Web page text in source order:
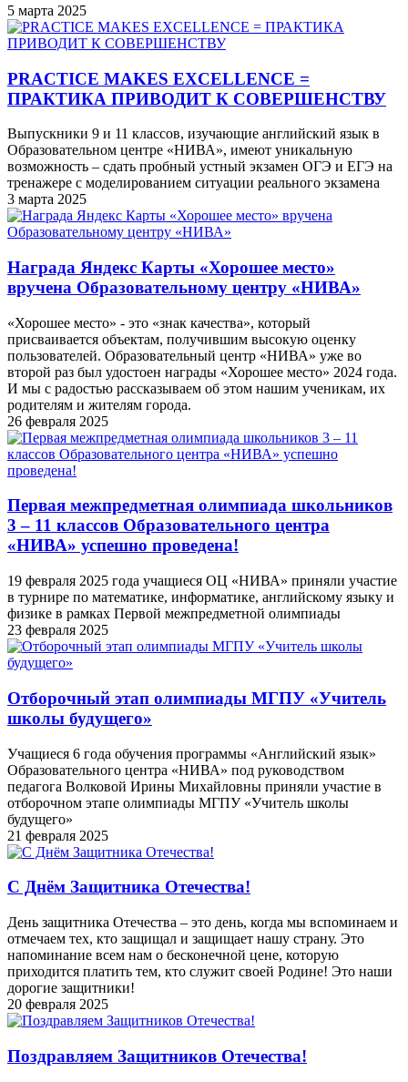
5 марта 2025
PRACTICE MAKES EXCELLENCE =
ПРАКТИКА ПРИВОДИТ К СОВЕРШЕНСТВУ
Выпускники 9 и 11 классов, изучающие английский язык в
Образовательном центре «НИВА», имеют уникальную
возможность – сдать пробный устный экзамен ОГЭ и ЕГЭ на
тренажере с моделированием ситуации реального экзамена
3 марта 2025
Награда Яндекс Карты «Хорошее место»
вручена Образовательному центру «НИВА»
«Хорошее место» - это «знак качества», который
присваивается объектам, получившим высокую оценку
пользователей. Образовательный центр «НИВА» уже во
второй раз был удостоен награды «Хорошее место» 2024 года.
И мы с радостью рассказываем об этом нашим ученикам, их
родителям и жителям города.
26 февраля 2025
Первая межпредметная олимпиада школьников
3 – 11 классов Образовательного центра
«НИВА» успешно проведена!
19 февраля 2025 года учащиеся ОЦ «НИВА» приняли участие
в турнире по математике, информатике, английскому языку и
физике в рамках Первой межпредметной олимпиады
23 февраля 2025
Отборочный этап олимпиады МГПУ «Учитель
школы будущего»
Учащиеся 6 года обучения программы «Английский язык»
Образовательного центра «НИВА» под руководством
педагога Волковой Ирины Михайловны приняли участие в
отборочном этапе олимпиады МГПУ «Учитель школы
будущего»
21 февраля 2025
С Днём Защитника Отечества!
День защитника Отечества – это день, когда мы вспоминаем и
отмечаем тех, кто защищал и защищает нашу страну. Это
напоминание всем нам о бесконечной цене, которую
приходится платить тем, кто служит своей Родине! Это наши
дорогие защитники!
20 февраля 2025
Поздравляем Защитников Отечества!